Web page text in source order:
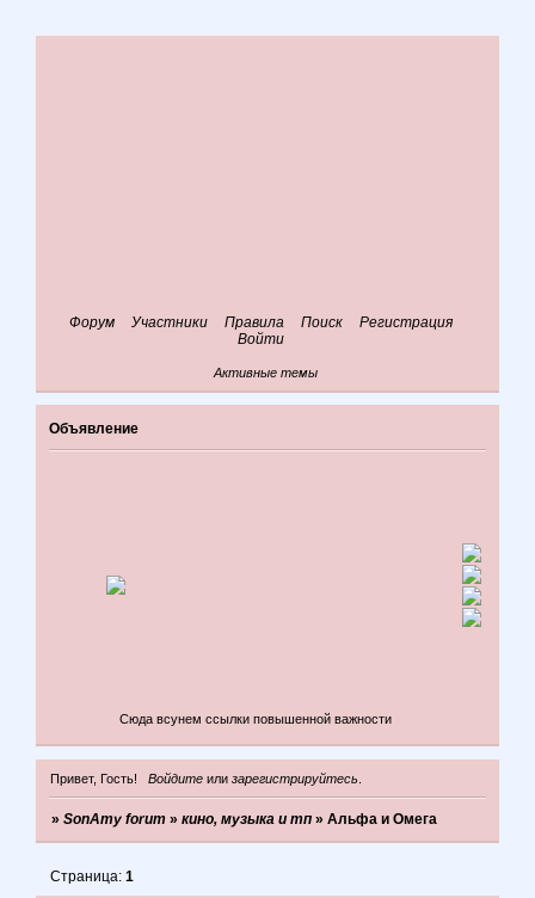
Форум Участники Правила Поиск
Регистрация
Войти
Активные темы
Объявление
Сюда всунем ссылки повышенной важности
Привет, Гость! Войдитеили зарегистрируйтесь
»SonAmy forum »кино, музыка и тп »Альфа и Омега
Страница:1